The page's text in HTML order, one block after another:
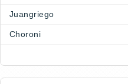
Juangriego
Choroni